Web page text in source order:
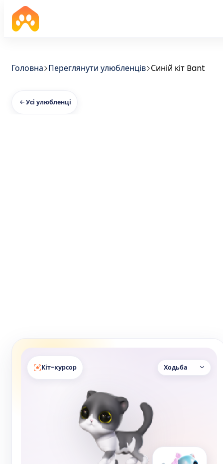
Головна Переглянути улюбленців Синій кіт Bant
Усі улюбленці
Кіт-курсор Ходьба